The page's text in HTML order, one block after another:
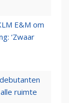
E&M om
‘Zwaar
ruimte